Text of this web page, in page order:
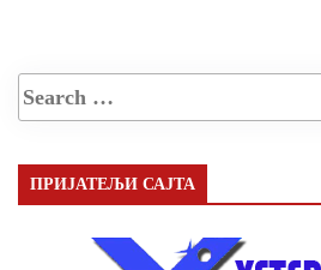
ПРИЈАТЕЉИ САЈТА